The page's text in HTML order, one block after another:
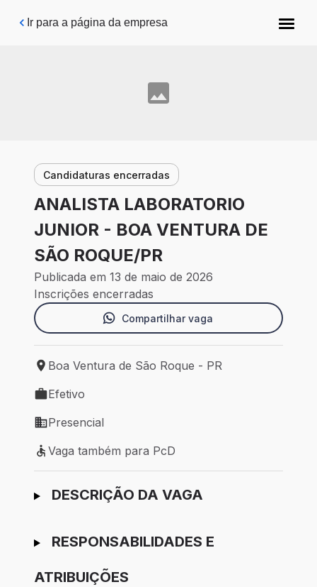
Pular para o conteúdo principal
Ir para a página da empresa
Candidaturas encerradas
ANALISTA LABORATORIO
JUNIOR - BOA VENTURA DE
SÃO ROQUE/PR
Publicada em 13 de maio de 2026
Inscrições encerradas
Compartilhar vaga
Local de trabalho: Boa Ventura de São Roque - PR
Boa Ventura de São Roque - PR
Tipo de vaga: Efetivo
Efetivo
Modelo de trabalho: Presencial
Presencial
Vaga também para PcD
Vaga também para PcD
Ir para candidatura
DESCRIÇÃO DA VAGA
RESPONSABILIDADES E
ATRIBUIÇÕES